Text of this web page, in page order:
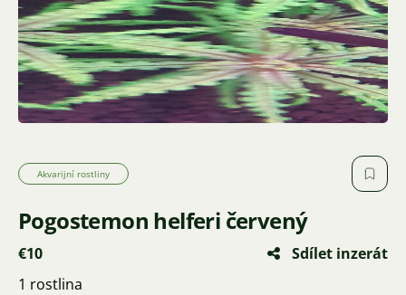
Akvarijní rostliny
Pogostemon helferi červený
€10
Sdílet inzerát
1 rostlina